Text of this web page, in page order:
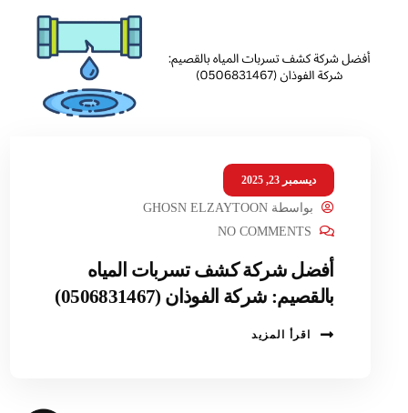
ديسمبر 23, 2025
بواسطةGHOSN ELZAYTOON
NO COMMENTS
أفضل شركة كشف تسربات المياه
بالقصيم: شركة الفوذان (0506831467)
اقرأ المزيد